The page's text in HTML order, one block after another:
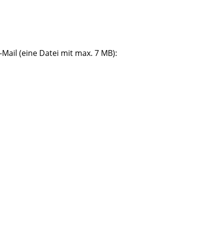
(eine Datei mit max. 7 MB):